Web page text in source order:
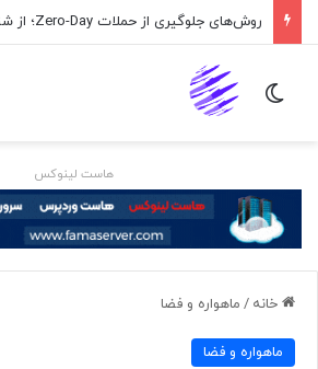
تغییر پوسته
هاست لینوکس
خانه / ماهواره و فضا
ماهواره و فضا